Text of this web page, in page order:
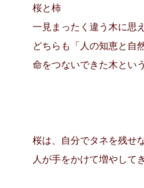
桜と柿
一見まったく違う木に思
どちらも「人の知恵と自
命をつないできた木とい
桜は、自分でタネを残せ
人が手をかけて増やして